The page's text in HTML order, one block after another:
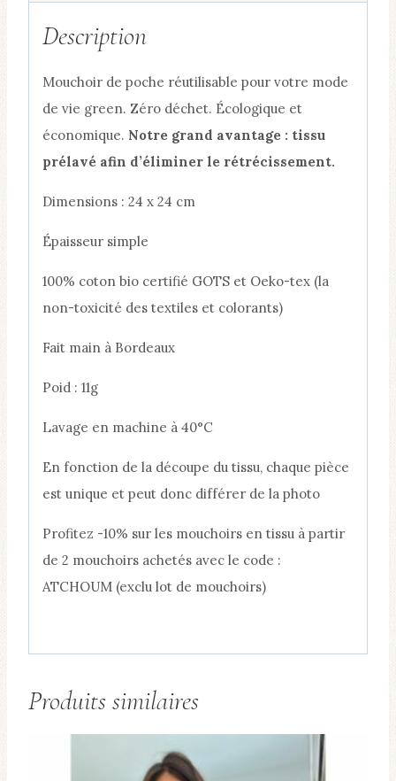
Description
Mouchoir de poche réutilisable pour votre mode
de vie green. Zéro déchet. Écologique et
économique. Notre grand avantage : tissu
prélavé afin d’éliminer le rétrécissement.
Dimensions : 24 x 24 cm
Épaisseur simple
100% coton bio certifié GOTS et Oeko-tex (la
non-toxicité des textiles et colorants)
Fait main à Bordeaux
Poid : 11g
Lavage en machine à 40°C
En fonction de la découpe du tissu, chaque pièce
est unique et peut donc différer de la photo
Profitez -10% sur les mouchoirs en tissu à partir
de 2 mouchoirs achetés avec le code :
ATCHOUM (exclu lot de mouchoirs)
Produits similaires